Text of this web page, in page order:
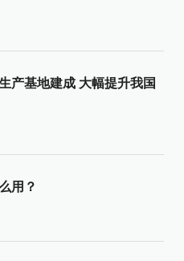
产基地建成 大幅提升我国
用？